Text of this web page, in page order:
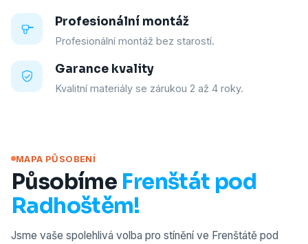
Profesionální montáž
Profesionální montáž bez starostí.
Garance kvality
Kvalitní materiály se zárukou 2 až 4 roky.
MAPA PŮSOBENÍ
Působíme Frenštát pod
Radhoštěm!
Jsme vaše spolehlivá volba pro stínění ve Frenštátě pod